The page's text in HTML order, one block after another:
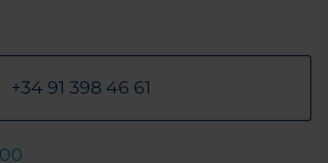
+34 91 398 46 61